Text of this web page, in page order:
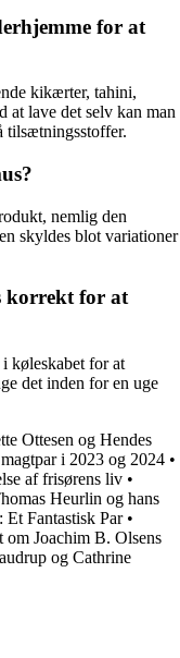
for at
kikærter, tahini,
at lave det selv kan man
tilsætningsstoffer.
nemlig den
skyldes blot variationer
korrekt for at
køleskabet for at
det inden for en uge
Ottesen og Hendes
i 2023 og 2024 •
af frisørens liv •
Heurlin og hans
Fantastisk Par•
Joachim B. Olsens
og Cathrine